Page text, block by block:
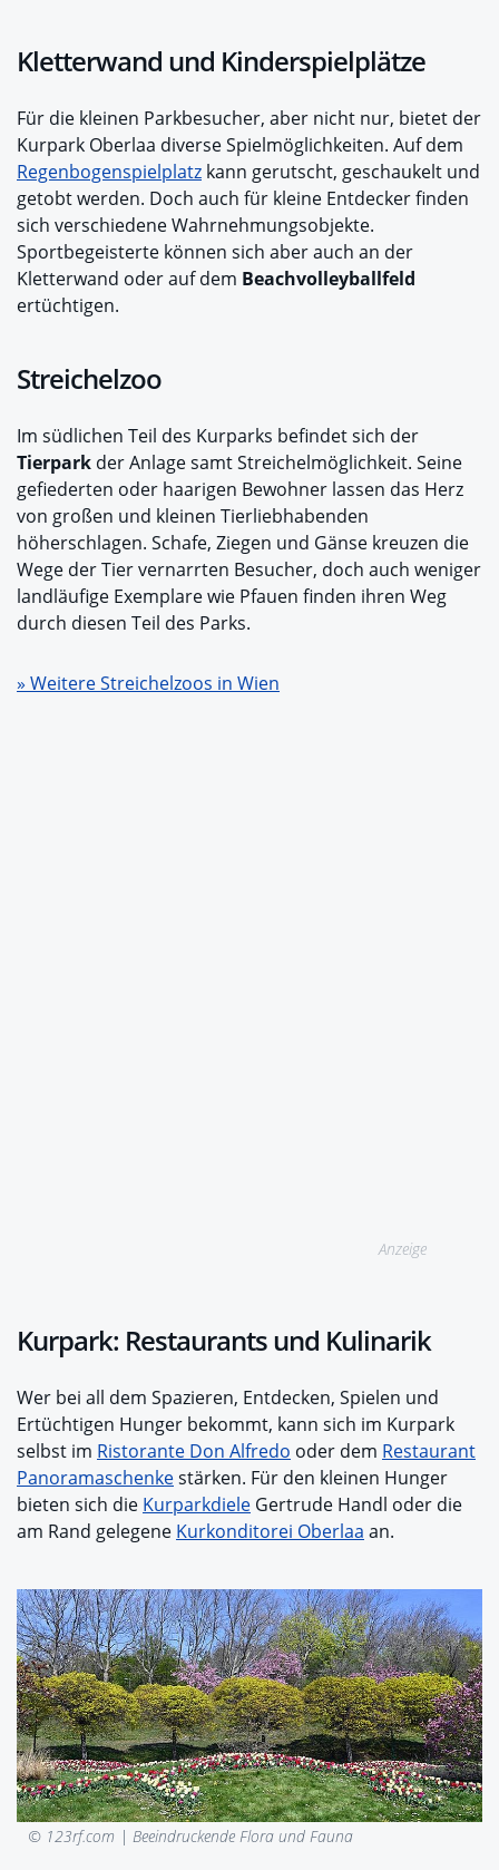
Kletterwand und Kinderspielplätze
Für die kleinen Parkbesucher, aber nicht nur, bietet der
Kurpark Oberlaa diverse Spielmöglichkeiten. Auf dem
Regenbogenspielplatz kann gerutscht, geschaukelt und
getobt werden. Doch auch für kleine Entdecker finden
sich verschiedene Wahrnehmungsobjekte.
Sportbegeisterte können sich aber auch an der
Kletterwand oder auf dem Beachvolleyballfeld
ertüchtigen.
Streichelzoo
Im südlichen Teil des Kurparks befindet sich der
Tierpark der Anlage samt Streichelmöglichkeit. Seine
gefiederten oder haarigen Bewohner lassen das Herz
von großen und kleinen Tierliebhabenden
höherschlagen. Schafe, Ziegen und Gänse kreuzen die
Wege der Tier vernarrten Besucher, doch auch weniger
landläufige Exemplare wie Pfauen finden ihren Weg
durch diesen Teil des Parks.
» Weitere Streichelzoos in Wien
Anzeige
Kurpark: Restaurants und Kulinarik
Wer bei all dem Spazieren, Entdecken, Spielen und
Ertüchtigen Hunger bekommt, kann sich im Kurpark
selbst im Ristorante Don Alfredo oder dem Restaurant
Panoramaschenkestärken. Für den kleinen Hunger
bieten sich die Kurparkdiele Gertrude Handl oder die
am Rand gelegene Kurkonditorei Oberlaa an.
© 123rf.com | Beeindruckende Flora und Fauna